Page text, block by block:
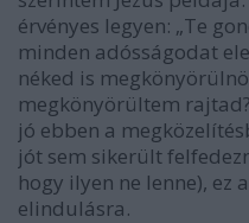
érvényes legyen: „Te
minden adósságodat
néked is
megkönyörültem
jó ebben a
jót sem sikerült
hogy ilyen ne lenne), ez
elindulásra.